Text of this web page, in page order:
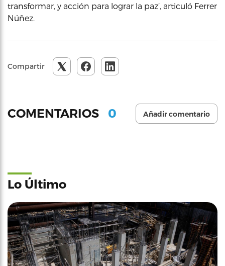
transformar, y acción para lograr la paz’, articuló Ferrer
Núñez.
Compartir
COMENTARIOS 0 Añadir comentario
Lo Último